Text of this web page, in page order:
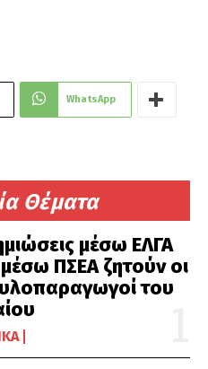
Θέματα
μέσω ΕΛΓΑ
μέσω ΠΣΕΑ ζητούν οι
του
WhatsApp